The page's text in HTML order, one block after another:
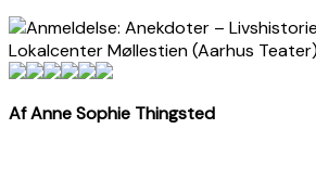
Af Anne Sophie Thingsted